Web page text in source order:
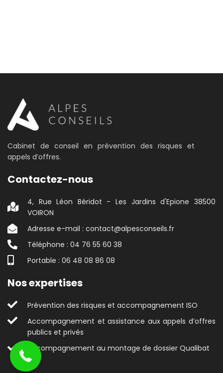
Cabinet de conseil en prévention des risques et
appels d’offres.
Contactez-nous
4, Rue Léon Béridot - Les Jardins d'Epione 38500
VOIRON
Adresse e-mail : contact@alpesconseils.fr
Téléphone : 04 76 55 60 38
Portable : 06 48 08 86 08
Nos expertises
Prévention des risques et accompagnement ISO
Accompagnement et assistance aux appels d’offres
publics et privés
Accompagnement au montage de dossier Qualibat
04 76 55 60 38